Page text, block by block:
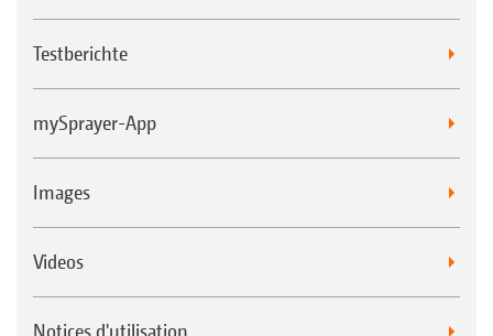
Testberichte
mySprayer-App
Images
Videos
Notices d'utilisation